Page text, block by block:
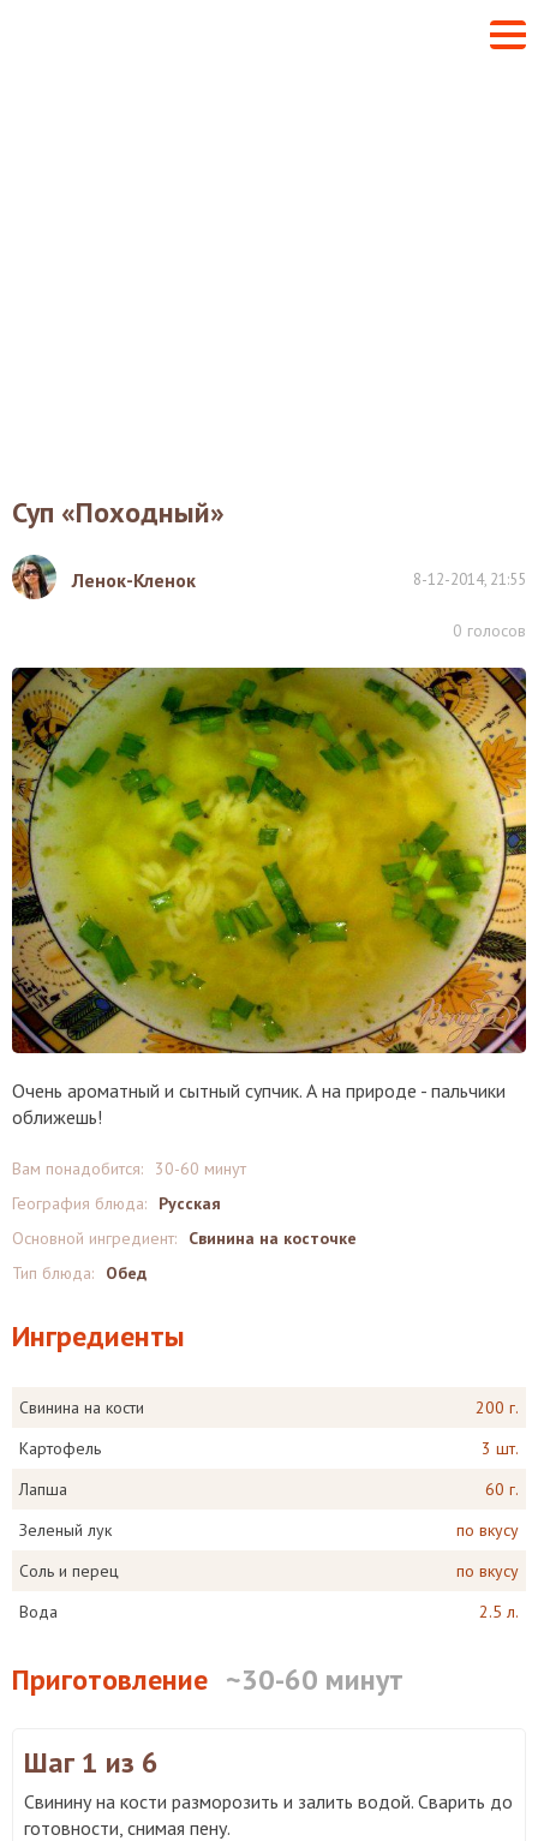
Суп «Походный»
Ленок-Кленок 8-12-2014, 21:55
0 голосов
Очень ароматный и сытный супчик. А на природе - пальчики
оближешь!
Вам понадобится:
30-60 минут
География блюда:
Русская
Основной ингредиент:
Свинина на косточке
Тип блюда:
Обед
Ингредиенты
Свинина на кости
200 г.
Картофель
3 шт.
Лапша
60 г.
Зеленый лук
по вкусу
Соль и перец
по вкусу
Вода
2.5 л.
Приготовление ~30-60 минут
Шаг 1 из 6
Свинину на кости разморозить и залить водой. Сварить до
готовности, снимая пену.